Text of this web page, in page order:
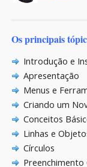
Os principais
Introdução e
Apresentação
Menus e
Criando um
Conceitos
Linhas e
Círculos
Preenchimento